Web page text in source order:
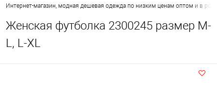
Интернет-магазин, модная дешевая одежда по низким ценам оптом и в
Женская футболка 2300245 размер M-
L, L-XL